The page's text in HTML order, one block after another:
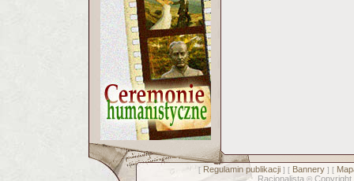
[ Regulamin publikacji] [ Bannery] [
Racjonalista © Copyright